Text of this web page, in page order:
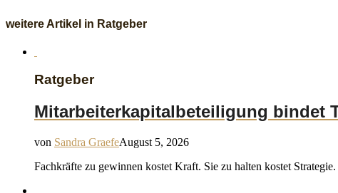
weitere Artikel in Ratgeber
Ratgeber
Mitarbeiterkapitalbeteiligung bindet
von Sandra GraefeAugust 5, 2026
Fachkräfte zu gewinnen kostet Kraft. Sie zu halten kostet